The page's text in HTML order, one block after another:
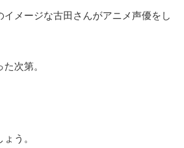
イメージな古田さんがアニメ声優をし
次第。
う。